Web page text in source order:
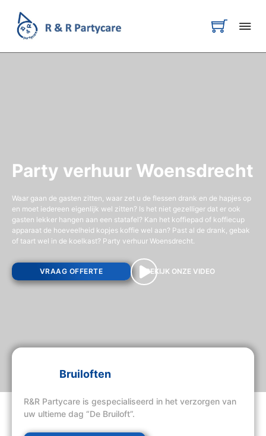
Party verhuur Woensdrecht
Waar gaan de gasten zitten, waar zet u de flessen drank en de hapjes op
en moet iedereen eigenlijk wel zitten? Is het niet gezelliger dat er ook
gasten lekker hangen aan een statafel? Kan het koffiepad of koffiecup
apparaat de hoeveelheid kopjes koffie wel aan? Past al de drank, gebak
of taart wel in de koelkast? Party verhuur Woensdrecht.
VRAAG OFFERTE BEKIJK ONZE VIDEO
Bruiloften
R&R Partycare is gespecialiseerd in het verzorgen van
uw ultieme dag “De Bruiloft”.